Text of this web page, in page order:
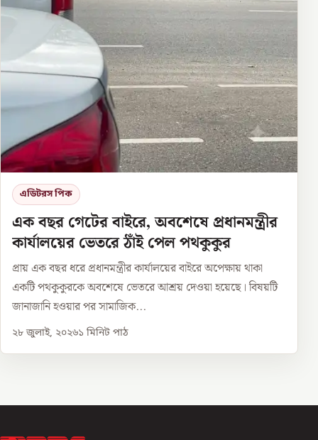
এডিটরস পিক
এক বছর গেটের বাইরে, অবশেষে প্রধানমন্ত্রীর
কার্যালয়ের ভেতরে ঠাঁই পেল পথকুকুর
প্রায় এক বছর ধরে প্রধানমন্ত্রীর কার্যালয়ের বাইরে অপেক্ষায় থাকা
একটি পথকুকুরকে অবশেষে ভেতরে আশ্রয় দেওয়া হয়েছে। বিষয়টি
জানাজানি হওয়ার পর সামাজিক...
২৮ জুলাই, ২০২৬১ মিনিট পাঠ